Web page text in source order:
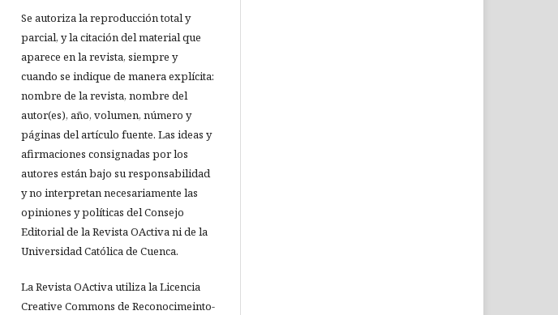
Se autoriza la reproducción total y
parcial, y la citación del material que
aparece en la revista, siempre y
cuando se indique de manera explícita:
nombre de la revista, nombre del
autor(es), año, volumen, número y
páginas del artículo fuente. Las ideas y
afirmaciones consignadas por los
autores están bajo su responsabilidad
y no interpretan necesariamente las
opiniones y políticas del Consejo
Editorial de la Revista OActiva ni de la
Universidad Católica de Cuenca.
La Revista OActiva utiliza la Licencia
Creative Commons de Reconocimeinto-